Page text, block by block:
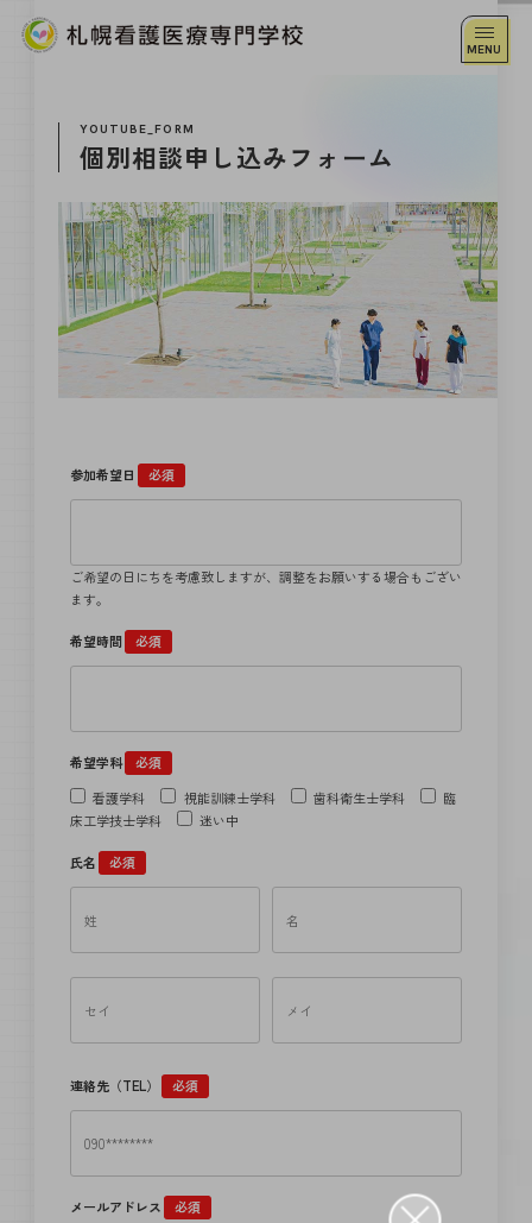
YOUTUBE_FORM
個別相談申し込みフォーム
参加希望日 必須
ご希望の日にちを考慮致しますが、調整をお願いする場合もござい
ます。
希望時間 必須
希望学科
必須
看護学科
視能訓練士学科 歯科衛生士学科
臨
床工学技士学科
迷い中
氏名 必須
連絡先（TEL） 必須
メールアドレス 必須